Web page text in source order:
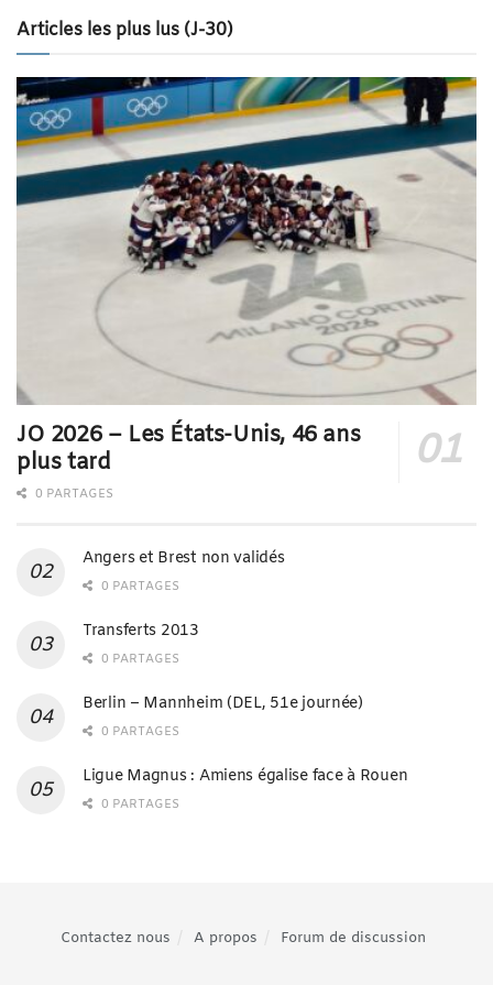
Articles les plus lus (J-30)
JO 2026 – Les États-Unis, 46 ans
plus tard
0 PARTAGES
Angers et Brest non validés
0 PARTAGES
Transferts 2013
0 PARTAGES
Berlin – Mannheim (DEL, 51e journée)
0 PARTAGES
Ligue Magnus : Amiens égalise face à Rouen
0 PARTAGES
Contactez nous A propos Forum de discussion